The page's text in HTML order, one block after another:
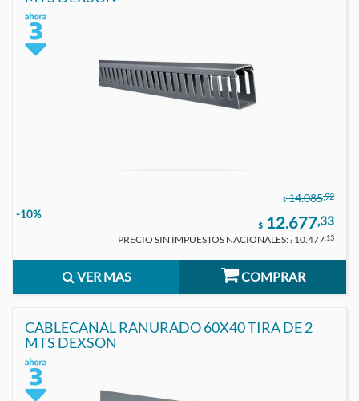
$ 14.085,92
-10%
$ 12.677,33
PRECIO SIN IMPUESTOS NACIONALES: $ 10.477,13
VER MAS COMPRAR
CABLECANAL RANURADO 60X40 TIRA DE 2
MTS DEXSON